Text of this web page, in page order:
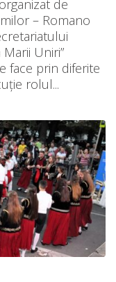
de
– Romano
Uniri”
face prin diferite
rolul...